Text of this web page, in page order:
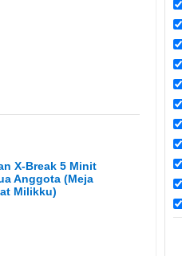
X-Break 5 Minit
Anggota (Meja
Milikku)